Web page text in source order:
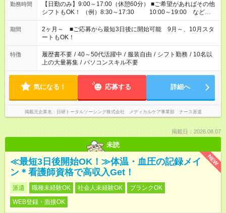
勤務時間
【日勤のみ】9:00～17:00（休憩60分） ■ご希望があればその他
シフトもOK！ （例）8:30～17:30 10:00～19:00 など
「家族とお休みを合わせたい」 「できれば残業はしたくない」
など、あなたのご希望に沿ったお仕事をご紹介します！ ※Wワ
ーク希望の方へ 今ご覧のお仕事で希望する勤務時間と、もう1つ
のお仕事の勤務時間。 合計で週40時間を超える場合は応募でき
ません
期間
2ヶ月～ ■ご応募から最短3日後に開始可能 9月～、10月スタ
ートもOK！
特徴 履歴書不要 / 40～50代活躍中 / 服装自由 / シフト勤務 / 10名以
上の大量募集 / パソコンスキル不要
気になる！ 応募する 詳細へ
掲載元企業名 日研トータルソーシング株式会社 メディカルケア事業部 ナース派遣
掲載日：2026.08.07
未読
NEW
≪最短3日後開始OK！≫体温・血圧の記録メイ
ン＊看護師資格で高収入Get！
派遣 職種未経験OK 社会人未経験OK
ブランクOK
WEB登録・面接OK